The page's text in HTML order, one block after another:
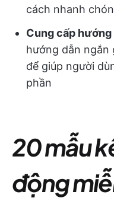
cách nhanh
Cung cấp
hướng dẫn ngắn
để giúp người
phần
20 mẫu
động